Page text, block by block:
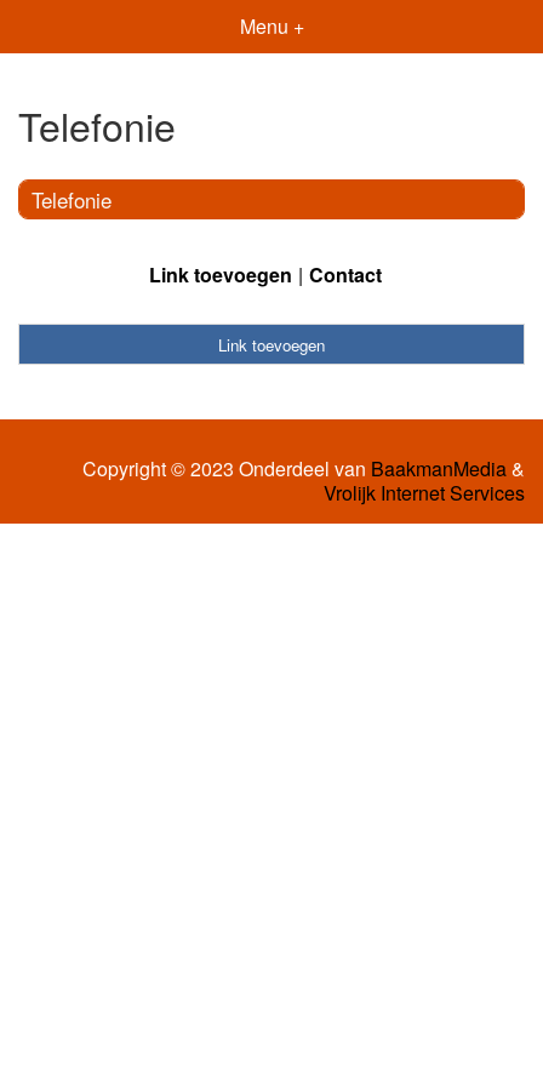
Menu +
Telefonie
Telefonie
Link toevoegen Contact
Link toevoegen
Copyright © 2023 Onderdeel van BaakmanMedia&
Vrolijk Internet Services